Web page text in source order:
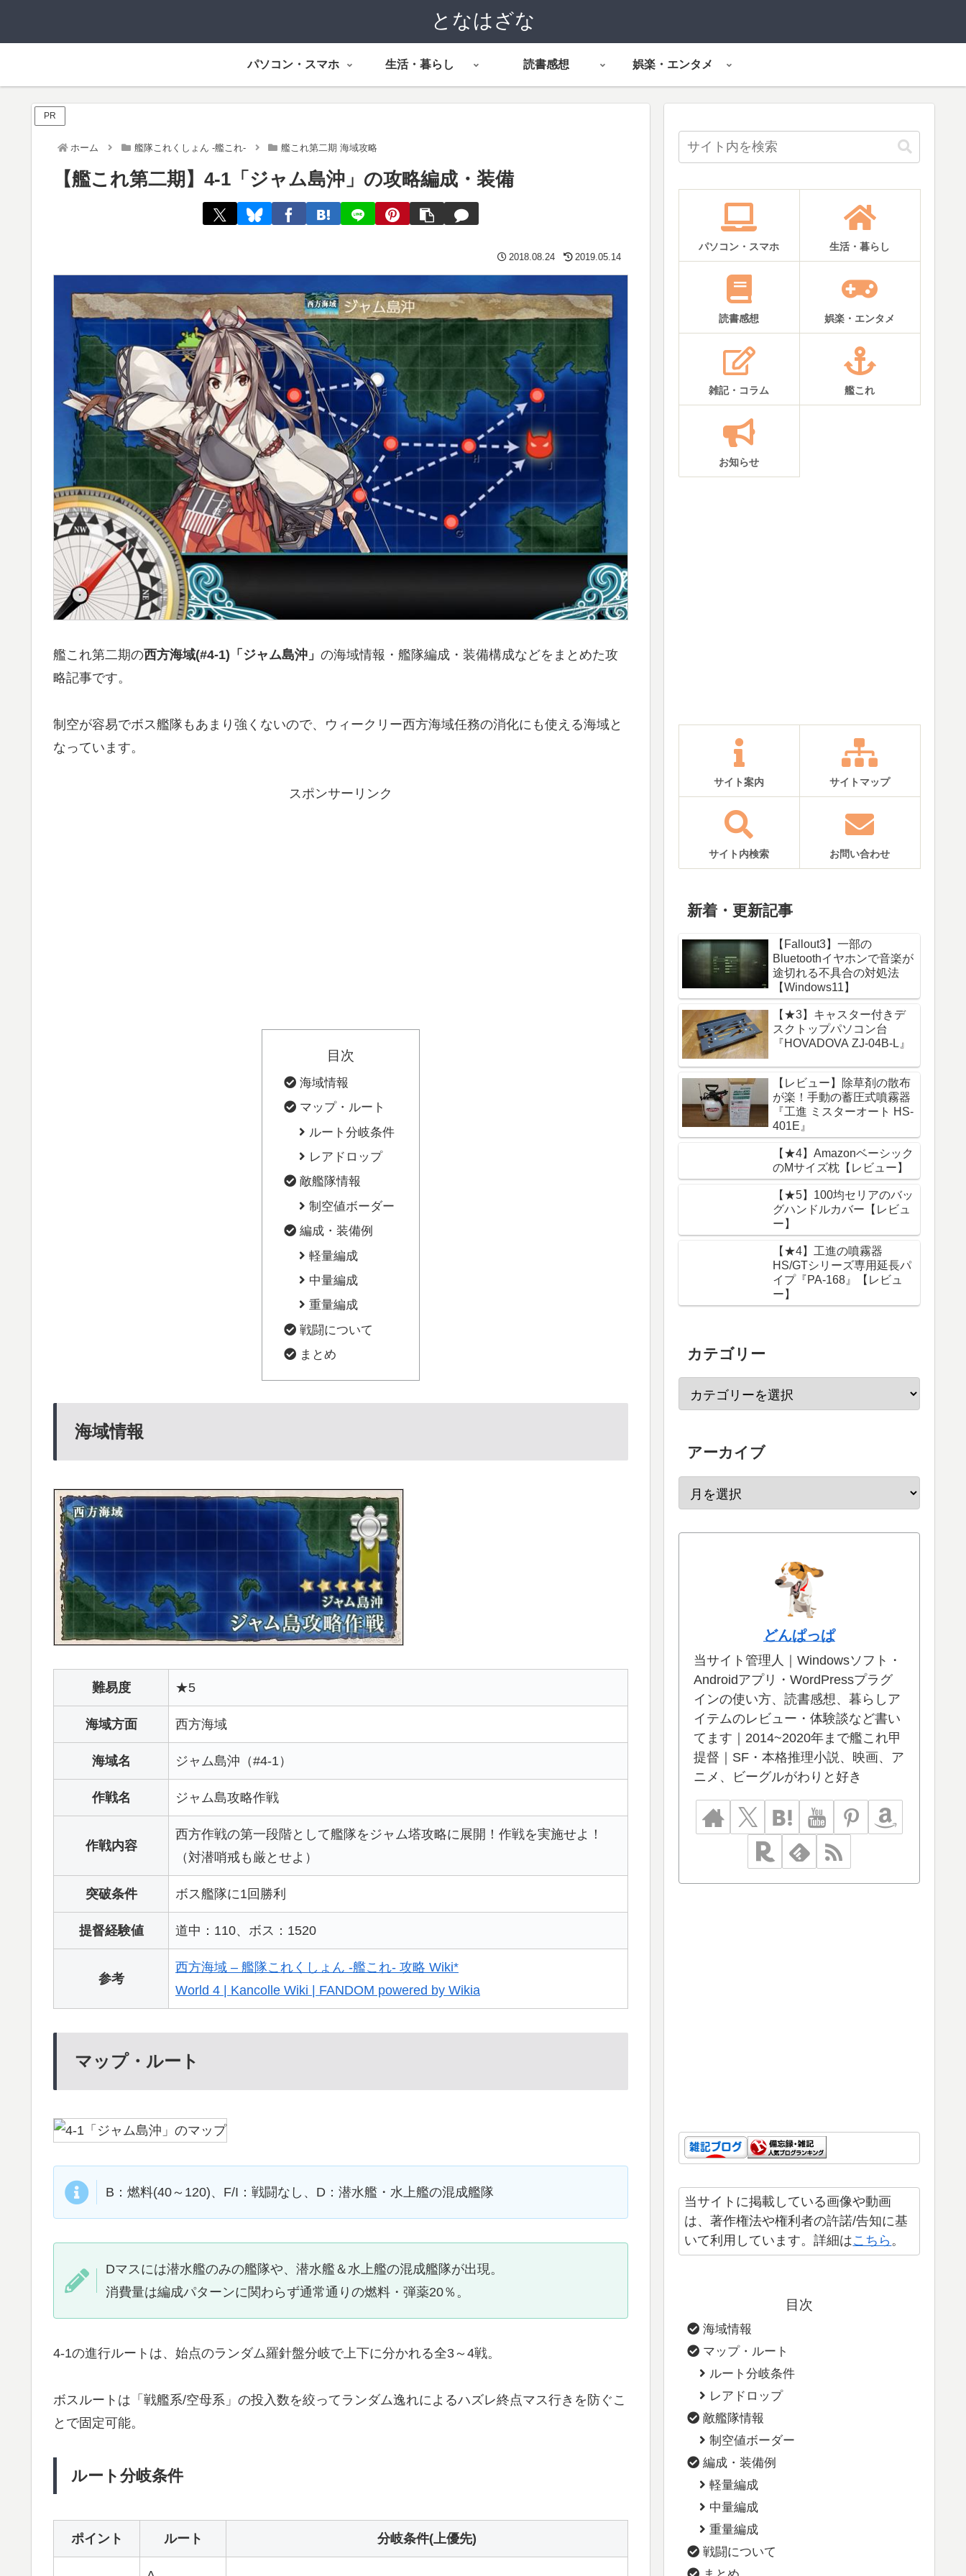
となはざな
パソコン・スマホ 生活・暮らし 読書感想 娯楽・エンタメ
PR
ホーム 艦隊これくしょん -艦これ- 艦これ第二期 海域攻略
【艦これ第二期】4-1「ジャム島沖」の攻略編成・装備
2018.08.24 2019.05.14
艦これ第二期の西方海域(#4-1)「ジャム島沖」 の海域情報・艦隊編成・装備構成などをまとめた攻
略記事です。
制空が容易でボス艦隊もあまり強くないので、ウィークリー西方海域任務の消化にも使える海域と
なっています。
スポンサーリンク
目次
海域情報
マップ・ルート
ルート分岐条件
レアドロップ
敵艦隊情報
制空値ボーダー
編成・装備例
軽量編成
中量編成
重量編成
戦闘について
まとめ
海域情報
難易度 ★5
海域方面 西方海域
海域名 ジャム島沖（#4-1）
作戦名 ジャム島攻略作戦
作戦内容
西方作戦の第一段階として艦隊をジャム塔攻略に展開！作戦を実施せよ！
（対潜哨戒も厳とせよ）
突破条件 ボス艦隊に1回勝利
提督経験値 道中：110、ボス：1520
参考
西方海域 – 艦隊これくしょん -艦これ- 攻略 Wiki*
World 4 | Kancolle Wiki | FANDOM powered by Wikia
マップ・ルート
B：燃料(40～120)、F/I：戦闘なし、D：潜水艦・水上艦の混成艦隊
Dマスには潜水艦のみの艦隊や、潜水艦＆水上艦の混成艦隊が出現。
消費量は編成パターンに関わらず通常通りの燃料・弾薬20％。
4-1の進行ルートは、始点のランダム羅針盤分岐で上下に分かれる全3～4戦。
ボスルートは「戦艦系/空母系」の投入数を絞ってランダム逸れによるハズレ終点マス行きを防ぐこ
とで固定可能。
ルート分岐条件
ポイント ルート 分岐条件(上優先)
パソコン・スマホ 生活・暮らし
読書感想 娯楽・エンタメ
雑記・コラム 艦これ
お知らせ
サイト案内 サイトマップ
サイト内検索 お問い合わせ
新着・更新記事
【Fallout3】一部の
Bluetoothイヤホンで音楽が
途切れる不具合の対処法
【Windows11】
【★3】キャスター付きデ
スクトップパソコン台
『HOVADOVA ZJ-04B-L』
【レビュー】除草剤の散布
が楽！手動の蓄圧式噴霧器
『工進 ミスターオート HS-
401E』
【★4】Amazonベーシック
のMサイズ枕【レビュー】
【★5】100均セリアのバッ
グハンドルカバー【レビュ
ー】
【★4】工進の噴霧器
HS/GTシリーズ専用延長パ
イプ『PA-168』【レビュ
ー】
カテゴリー
アーカイブ
どんぱっぱ
当サイト管理人｜Windowsソフト・
Androidアプリ・WordPressプラグ
インの使い方、読書感想、暮らしア
イテムのレビュー・体験談など書い
てます｜2014~2020年まで艦これ甲
提督｜SF・本格推理小説、映画、ア
ニメ、ビーグルがわりと好き
当サイトに掲載している画像や動画
は、著作権法や権利者の許諾/告知に基
いて利用しています。詳細はこちら 。
目次
海域情報
マップ・ルート
ルート分岐条件
レアドロップ
敵艦隊情報
制空値ボーダー
編成・装備例
軽量編成
中量編成
重量編成
戦闘について